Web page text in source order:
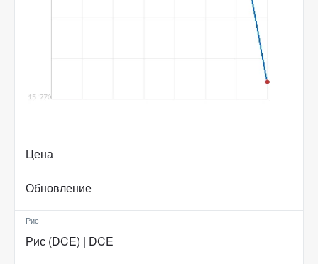
Цена
Обновление
Рис
Рис (DCE) | DCE